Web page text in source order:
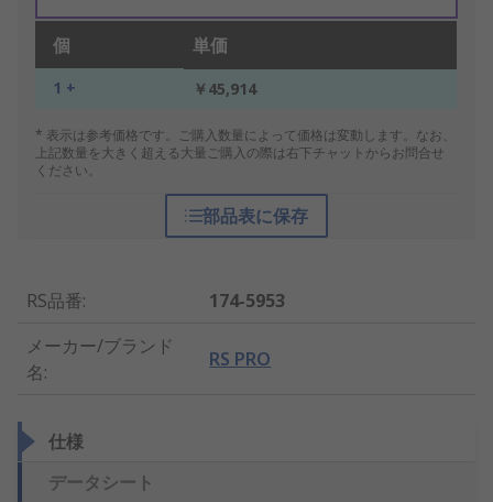
個 単価
1 + ￥45,914
* 表示は参考価格です。ご購入数量によって価格は変動します。なお、
上記数量を大きく超える大量ご購入の際は右下チャットからお問合せ
ください。
部品表に保存
RS品番:
174-5953
メーカー/ブランド
名:
RS PRO
仕様
データシート